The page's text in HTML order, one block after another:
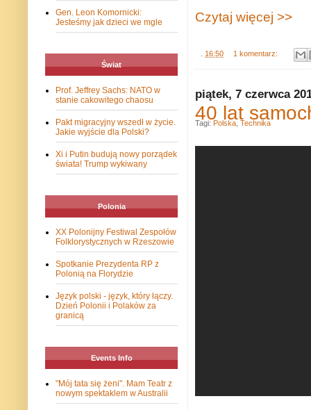
Czytaj więcej >>
. 16:50 1 komentarz:
piątek, 7 czerwca
40 lat
Tagi: Polska Technika
Gen. Leon Komornicki:
Jesteśmy jak dzieci we mgle
Świat
Prof. Jeffrey Sachs: NATO w
stanie cakowitego chaosu
Pakt migracyjny wszedł w życie.
Jakie wyjście dla Polski?
Xi i Putin budują nowy porządek
świata! Trump wykiwany
Polonia
XX Polonijny Festiwal Zespołów
Folklorystycznych w Rzeszowie
Spotkanie Prezydenta RP z
Polonią na Florydzie
Język polski - język, który łączy.
Dzień Polonii i Polaków za
granicą
Events Info
"Mój tata się żeni". Mam Teatr z
nowym spektaklem w Australii